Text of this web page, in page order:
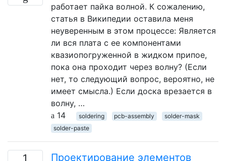
работает пайка волной. К сожалению,
статья в Википедии оставила меня
неуверенным в этом процессе: Является
ли вся плата с ее компонентами
квазиопогруженной в жидком припое,
пока она проходит через волну? (Если
нет, то следующий вопрос, вероятно, не
имеет смысла.) Если доска врезается в
волну, …
14
soldering pcb-assembly
solder-mask
solder-paste
1 Проектирование элементов